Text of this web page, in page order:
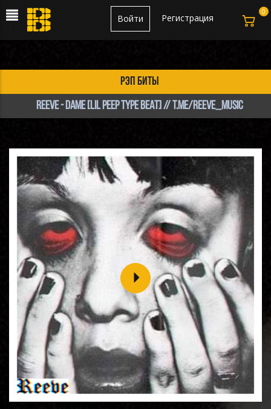
Регистрация
Войти
рэп биты
Reeve - dame [LIL PEEP TYPE BEAT] // t.me/reeve_music
0